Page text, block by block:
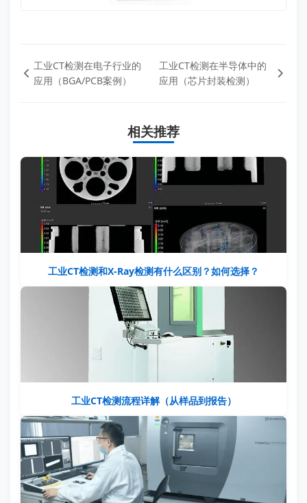
工业CT检测在电子行业的
应用（BGA/PCB案例）
工业CT检测在半导体中的
应用（芯片封装检测）
相关推荐
工业CT检测和X-Ray检测有什么区别？如何选择？
工业CT检测流程详解（从样品到报告）